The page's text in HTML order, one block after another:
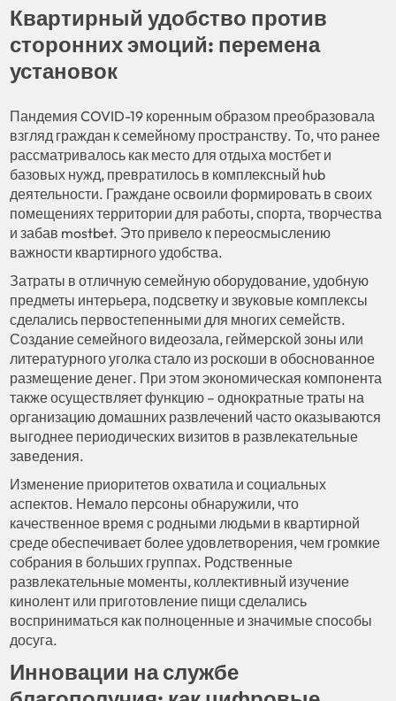
Квартирный удобство против
сторонних эмоций: перемена
установок
Пандемия COVID-19 коренным образом преобразовала
взгляд граждан к семейному пространству. То, что ранее
рассматривалось как место для отдыха мостбет и
базовых нужд, превратилось в комплексный hub
деятельности. Граждане освоили формировать в своих
помещениях территории для работы, спорта, творчества
и забав mostbet. Это привело к переосмыслению
важности квартирного удобства.
Затраты в отличную семейную оборудование, удобную
предметы интерьера, подсветку и звуковые комплексы
сделались первостепенными для многих семейств.
Создание семейного видеозала, геймерской зоны или
литературного уголка стало из роскоши в обоснованное
размещение денег. При этом экономическая компонента
также осуществляет функцию – однократные траты на
организацию домашних развлечений часто оказываются
выгоднее периодических визитов в развлекательные
заведения.
Изменение приоритетов охватила и социальных
аспектов. Немало персоны обнаружили, что
качественное время с родными людьми в квартирной
среде обеспечивает более удовлетворения, чем громкие
собрания в больших группах. Родственные
развлекательные моменты, коллективный изучение
кинолент или приготовление пищи сделались
восприниматься как полноценные и значимые способы
досуга.
Инновации на службе